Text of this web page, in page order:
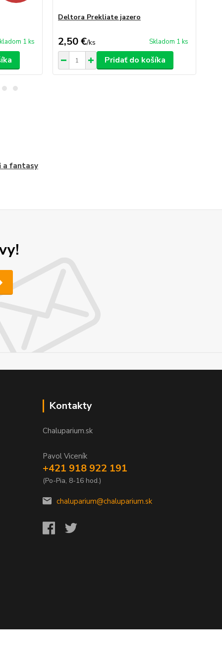
1 ks
Deltora Prekliate jazero
2,50 €/ks Skladom 1 ks
Pridať do košíka
a fantasy
Kontakty
Chaluparium.sk
Pavol Viceník
+421 918 922 191
(Po-Pia, 8-16 hod.)
chaluparium@chaluparium.sk